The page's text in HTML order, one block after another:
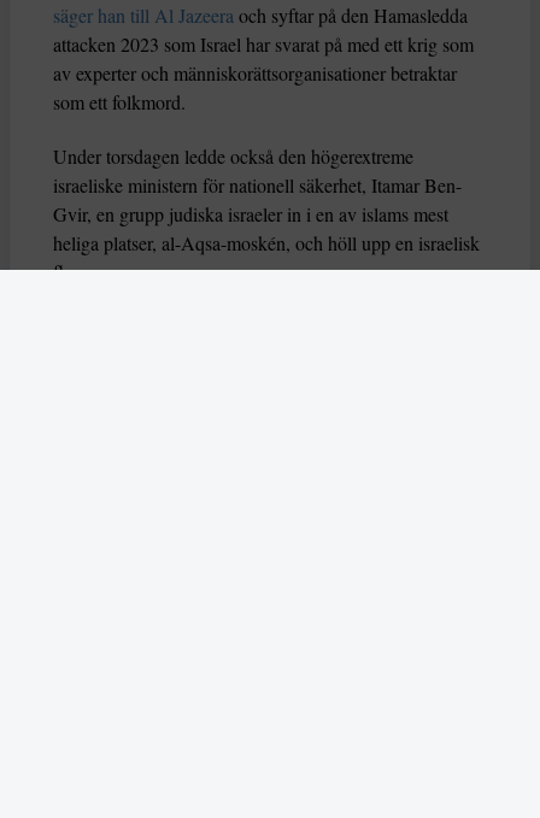
säger han till Al Jazeera och syftar på den Hamasledda
attacken 2023 som Israel har svarat på med ett krig som
av experter och människorättsorganisationer betraktar
som ett folkmord.
Under torsdagen ledde också den högerextreme
israeliske ministern för nationell säkerhet, Itamar Ben-
Gvir, en grupp judiska israeler in i en av islams mest
heliga platser, al-Aqsa-moskén, och höll upp en israelisk
flagga.